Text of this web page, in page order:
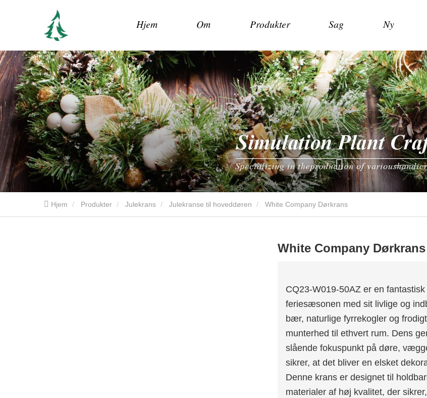
Hjem Om Produkter Sag Ny
Hjem Produkter Julekrans Julekranse til hoveddøren White Company Dørkrans
White Company Dørkrans
CQ23-W019-50AZ er en
feriesæsonen med sit livlige og
bær, naturlige fyrrekogler og
munterhed til ethvert rum. Dens
slående fokuspunkt på døre,
sikrer, at det bliver en elsket
Denne krans er designet til
materialer af høj kvalitet, der